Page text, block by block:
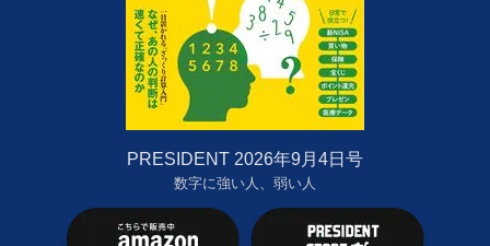
PRESIDENT 2026年9月4日号
数字に強い人、弱い人